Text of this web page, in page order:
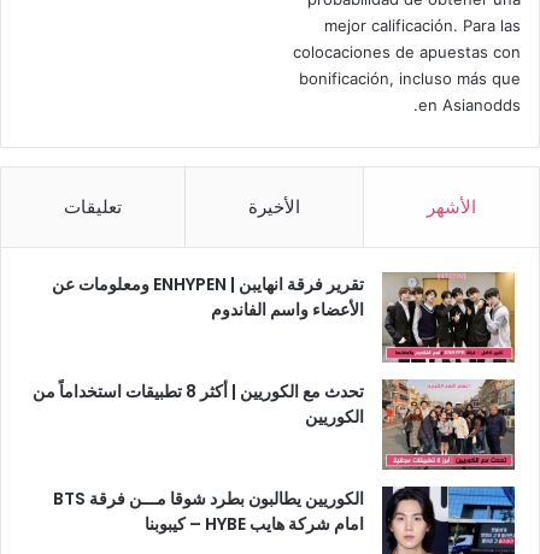
mejor calificación. Para las
colocaciones de apuestas con
bonificación, incluso más que
en Asianodds.
الأشهر الأخيرة تعليقات
تقرير فرقة انهايبن | ENHYPEN ومعلومات عن
الأعضاء واسم الفاندوم
تحدث مع الكوريين | أكثر 8 تطبيقات استخداماً من
الكوريين
الكوريين يطالبون بطرد شوقا مـــن فرقة BTS
امام شركة هايب HYBE – كيبوبنا